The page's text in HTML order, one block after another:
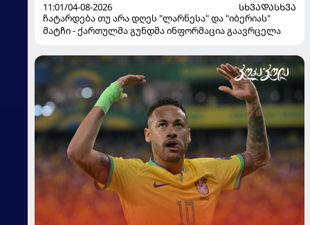
11:01/04-08-2026
ᲡᲮᲕᲐᲓᲐᲡᲮᲕᲐ
ჩატარდება თუ არა დღეს "ლარნესა" და "იბერიას"
მატჩი - ქართულმა გუნდმა ინფორმაცია გაავრცელა